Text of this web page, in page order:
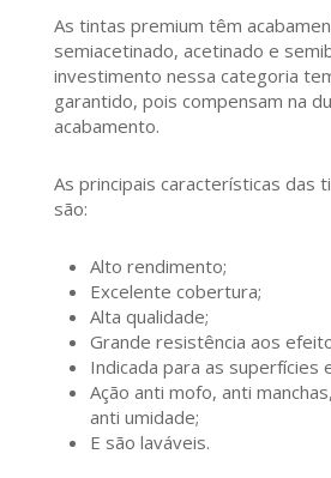
As tintas premium têm
semiacetinado, acetinado e
investimento nessa categoria
garantido, pois compensam na
acabamento.
As principais características das
são:
Alto rendimento;
Excelente cobertura;
Alta qualidade;
Grande resistência aos
Indicada para as superfícies
Ação anti mofo, anti
anti umidade;
E são laváveis.